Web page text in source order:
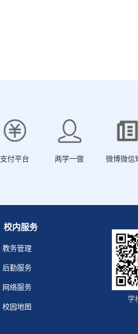
支付平台 两学一做 微博微信
校内服务
教务管理
后勤服务
网络服务
校园地图
学